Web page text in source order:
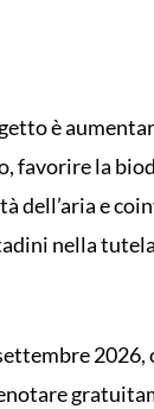
è
favorire la
dell’aria e
nella tutela
2026,